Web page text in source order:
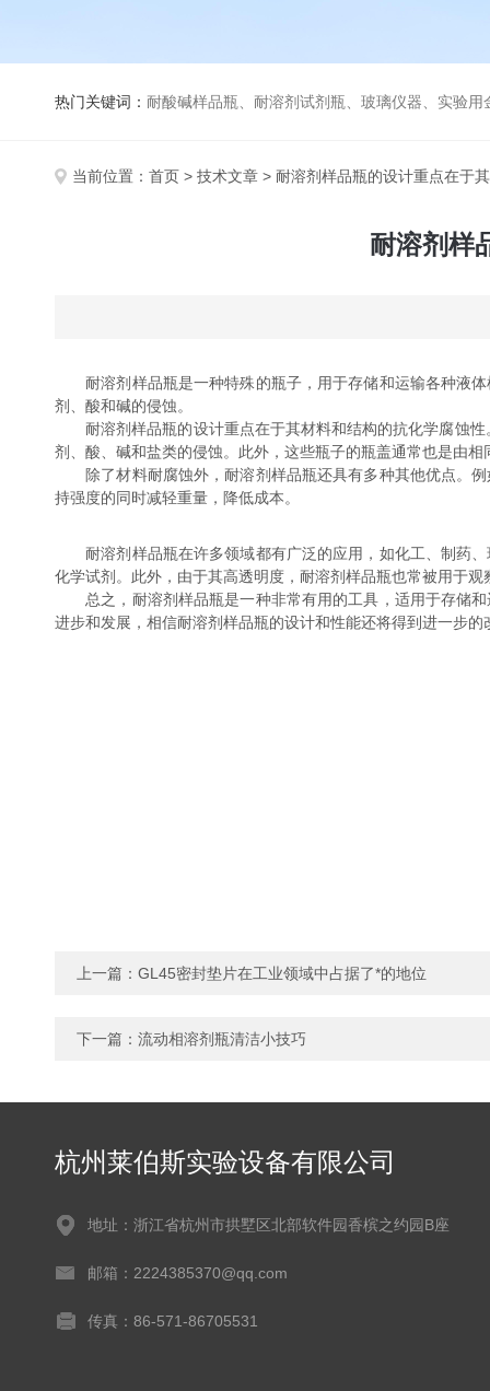
热门关键词： 耐酸碱样品瓶、耐溶剂试剂瓶、玻璃仪器、实验
当前位置： 首页 > 技术文章 > 耐溶剂样品瓶的设计重点在于
耐溶剂样
耐溶剂样品瓶是一种特殊的瓶子，用于存储和运输各种液体
剂、酸和碱的侵蚀。
耐溶剂样品瓶的设计重点在于其材料和结构的抗化学腐蚀性
剂、酸、碱和盐类的侵蚀。此外，这些瓶子的瓶盖通常也是由
除了材料耐腐蚀外，耐溶剂样品瓶还具有多种其他优点。例
持强度的同时减轻重量，降低成本。
耐溶剂样品瓶在许多领域都有广泛的应用，如化工、制药、
化学试剂。此外，由于其高透明度，耐溶剂样品瓶也常被用于
总之，耐溶剂样品瓶是一种非常有用的工具，适用于存储和
进步和发展，相信耐溶剂样品瓶的设计和性能还将得到进一步
上一篇： GL45密封垫片在工业领域中占据了*的地位
下一篇： 流动相溶剂瓶清洁小技巧
杭州莱伯斯实验设备有限公司
地址：浙江省杭州市拱墅区北部软件园香槟之约园B座
邮箱：2224385370@qq.com
传真：86-571-86705531